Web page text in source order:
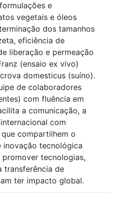
e
vegetais e óleos
dos tamanhos
eficiência de
liberação e permeação
(ensaio ex vivo)
domesticus (suíno).
de colaboradores
com fluência em
a comunicação, a
com
compartilhem o
inovação tecnológica
promover tecnologias,
transferência de
ter impacto global.